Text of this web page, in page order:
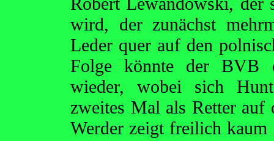
wird, der zunächst
Leder quer auf den
Folge könnte der BVB
wieder, wobei sich
zweites Mal als Retter
Werder zeigt freilich